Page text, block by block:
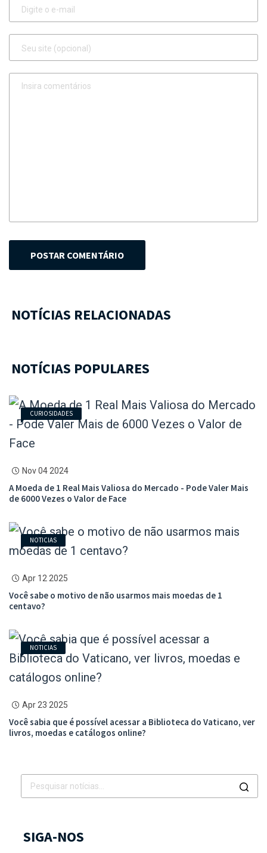
POSTAR COMENTÁRIO
NOTÍCIAS RELACIONADAS
NOTÍCIAS POPULARES
CURIOSIDADES
Nov 04 2024
A Moeda de 1 Real Mais Valiosa do Mercado - Pode Valer Mais
de 6000 Vezes o Valor de Face
NOTICIAS
Apr 12 2025
Você sabe o motivo de não usarmos mais moedas de 1
centavo?
NOTICIAS
Apr 23 2025
Você sabia que é possível acessar a Biblioteca do Vaticano, ver
livros, moedas e catálogos online?
SIGA-NOS